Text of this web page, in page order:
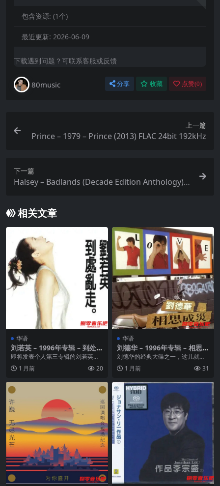
包含资源: (1个)
最近更新: 2026-06-09
下载遇到问题？可联系客服或反馈
80music 分享 收藏 点赞(0)
上一篇
Prince – 1979 – Prince (2013) FLAC 24bit 192kHz
下一篇
Halsey – Badlands (Decade Edition Anthology)
相关文章
华语
刘若英 – 1996年专辑 – 到处乱
走 Flac
即将发表个人第三专辑的刘若英，
已迫不及待的想要带着各位一齐到
她的音乐世界里「到处...
1 月前 20
华语
刘德华 – 1996年专辑 – 相思成
灾 Flac
刘德华的经典大碟之一，这儿就不
多说了。有人发布了MP3版本，我
就把APE的传上来...
1 月前 31